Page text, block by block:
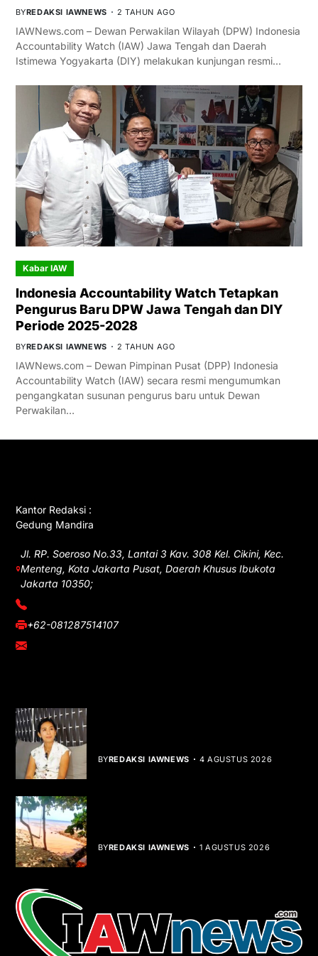
BYREDAKSI IAWNEWS 2 TAHUN AGO
IAWNews.com – Dewan Perwakilan Wilayah (DPW) Indonesia
Accountability Watch (IAW) Jawa Tengah dan Daerah
Istimewa Yogyakarta (DIY) melakukan kunjungan resmi…
Kabar IAW
Indonesia Accountability Watch Tetapkan
Pengurus Baru DPW Jawa Tengah dan DIY
Periode 2025-2028
BYREDAKSI IAWNEWS 2 TAHUN AGO
IAWNews.com – Dewan Pimpinan Pusat (DPP) Indonesia
Accountability Watch (IAW) secara resmi mengumumkan
pengangkatan susunan pengurus baru untuk Dewan
Perwakilan…
Kantor Redaksi :
Gedung Mandira
Jl. RP. Soeroso No.33, Lantai 3 Kav. 308 Kel. Cikini, Kec.
Menteng, Kota Jakarta Pusat, Daerah Khusus Ibukota
Jakarta 10350;
(021) 3908026
+62-081287514107
adm@iawnews.com
BYREDAKSI IAWNEWS 4 AGUSTUS 2026
BYREDAKSI IAWNEWS 1 AGUSTUS 2026